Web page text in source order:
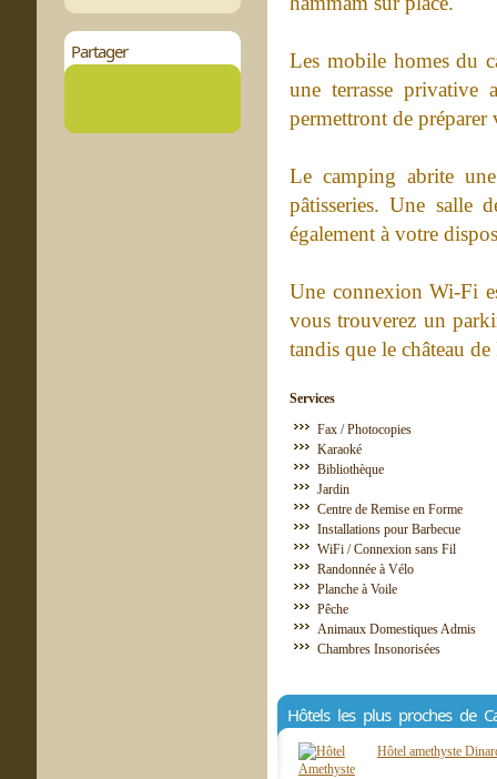
Partager
Les mobile homes du
une terrasse
permettront de préparer
Le camping abrite
pâtisseries. Une salle
également à votre
Une connexion Wi-Fi
vous trouverez un
tandis que le château
Services
Fax / Photocopies
Karaoké
Bibliothèque
Jardin
Centre de Remise en Forme
Installations pour Barbecue
WiFi / Connexion sans Fil
Randonnée à Vélo
Planche à Voile
Pêche
Animaux Domestiques Admis
Chambres Insonorisées
Hôtels les plus proches de
Hôtel amethyste